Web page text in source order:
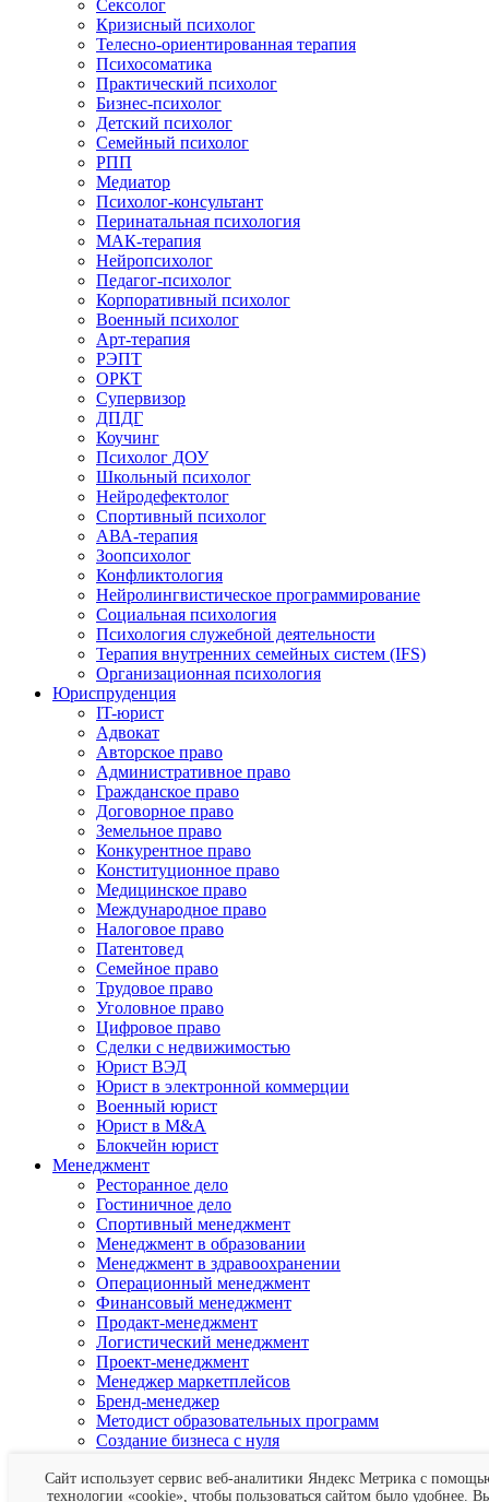
Сексолог
Кризисный психолог
Телесно-ориентированная терапия
Психосоматика
Практический психолог
Бизнес-психолог
Детский психолог
Семейный психолог
РПП
Медиатор
Психолог-консультант
Перинатальная психология
МАК-терапия
Нейропсихолог
Педагог-психолог
Корпоративный психолог
Военный психолог
Арт-терапия
РЭПТ
ОРКТ
Супервизор
ДПДГ
Коучинг
Психолог ДОУ
Школьный психолог
Нейродефектолог
Спортивный психолог
АВА-терапия
Зоопсихолог
Конфликтология
Нейролингвистическое программирование
Социальная психология
Психология служебной деятельности
Терапия внутренних семейных систем (IFS)
Организационная психология
Юриспруденция
IT-юрист
Адвокат
Авторское право
Административное право
Гражданское право
Договорное право
Земельное право
Конкурентное право
Конституционное право
Медицинское право
Международное право
Налоговое право
Патентовед
Семейное право
Трудовое право
Уголовное право
Цифровое право
Сделки с недвижимостью
Юрист ВЭД
Юрист в электронной коммерции
Военный юрист
Юрист в M&A
Блокчейн юрист
Менеджмент
Ресторанное дело
Гостиничное дело
Спортивный менеджмент
Менеджмент в образовании
Менеджмент в здравоохранении
Операционный менеджмент
Финансовый менеджмент
Продакт-менеджмент
Логистический менеджмент
Проект-менеджмент
Менеджер маркетплейсов
Бренд-менеджер
Методист образовательных программ
Создание бизнеса с нуля
Тайм-менеджмент
Сайт использует сервис веб-аналитики Яндекс Метрика с
технологии «cookie», чтобы пользоваться сайтом было удобнее.